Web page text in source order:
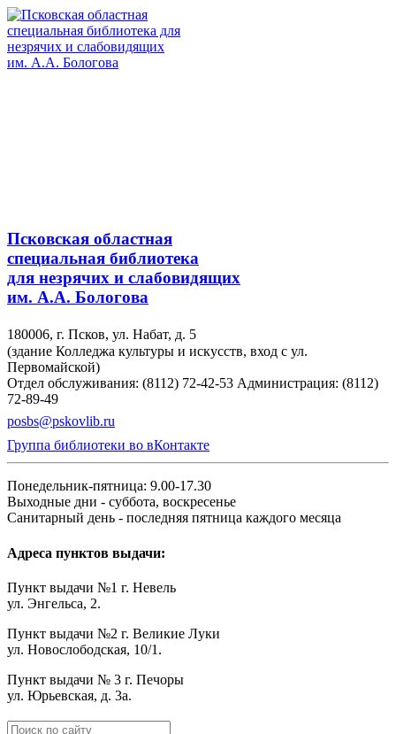
Псковская областная
специальная библиотека
для незрячих и слабовидящих
им. А.А. Бологова
180006, г. Псков, ул. Набат, д. 5
(здание Колледжа культуры и искусств, вход с ул.
Первомайской)
Отдел обслуживания: (8112) 72-42-53 Администрация: (8112)
72-89-49
posbs@pskovlib.ru
Группа библиотеки во вКонтакте
Понедельник-пятница: 9.00-17.30
Выходные дни - суббота, воскресенье
Санитарный день - последняя пятница каждого месяца
Адреса пунктов выдачи:
Пункт выдачи №1 г. Невель
ул. Энгельса, 2.
Пункт выдачи №2 г. Великие Луки
ул. Новослободская, 10/1.
Пункт выдачи № 3 г. Печоры
ул. Юрьевская, д. 3а.